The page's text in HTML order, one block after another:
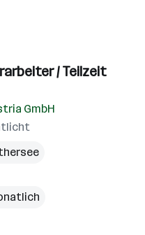
/ Teilzeit
GmbH